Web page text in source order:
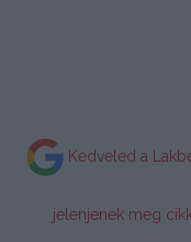
Kedveled a
jelenjenek meg